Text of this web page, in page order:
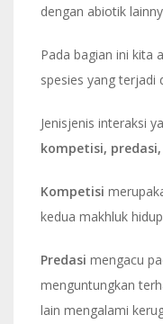
dengan abiotik
Pada bagian ini kita
spesies yang terjadi
Jenisjenis interaksi
kompetisi,
Kompetisi
kedua makhluk
Predasi mengacu
menguntungkan
lain mengalami